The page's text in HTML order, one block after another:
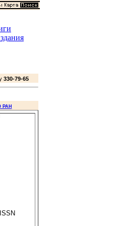
330-79-65
РАН